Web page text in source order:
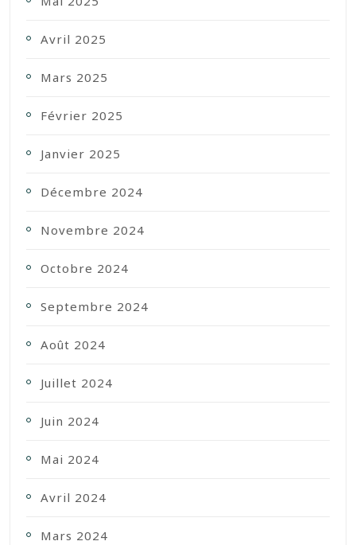
Avril 2025
Mars 2025
Février 2025
Janvier 2025
Décembre 2024
Novembre 2024
Octobre 2024
Septembre 2024
Août 2024
Juillet 2024
Juin 2024
Mai 2024
Avril 2024
Mars 2024